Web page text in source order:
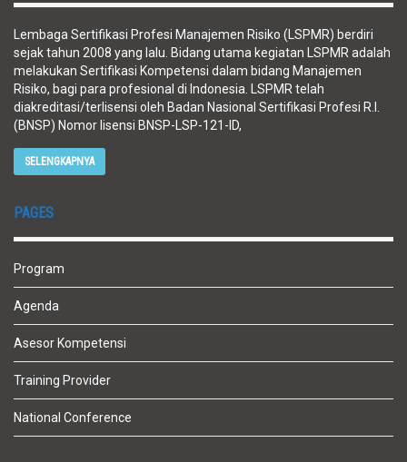
Lembaga Sertifikasi Profesi Manajemen Risiko (LSPMR) berdiri
sejak tahun 2008 yang lalu. Bidang utama kegiatan LSPMR adalah
melakukan Sertifikasi Kompetensi dalam bidang Manajemen
Risiko, bagi para profesional di Indonesia. LSPMR telah
diakreditasi/terlisensi oleh Badan Nasional Sertifikasi Profesi R.I.
(BNSP) Nomor lisensi BNSP-LSP-121-ID,
SELENGKAPNYA
PAGES
Program
Agenda
Asesor Kompetensi
Training Provider
National Conference